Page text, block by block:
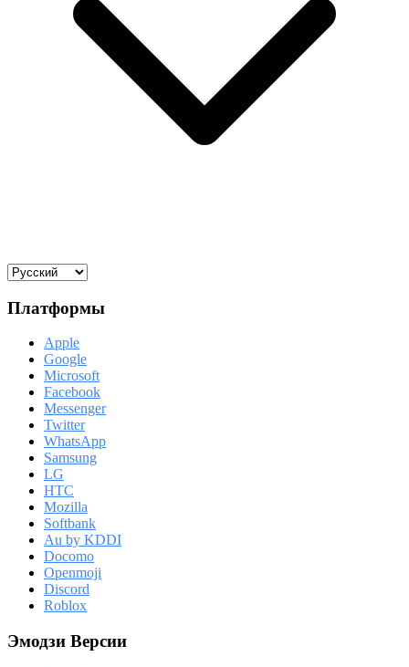
Платформы
Apple
Google
Microsoft
Facebook
Messenger
Twitter
WhatsApp
Samsung
LG
HTC
Mozilla
Softbank
Au by KDDI
Docomo
Openmoji
Discord
Roblox
Эмодзи Версии